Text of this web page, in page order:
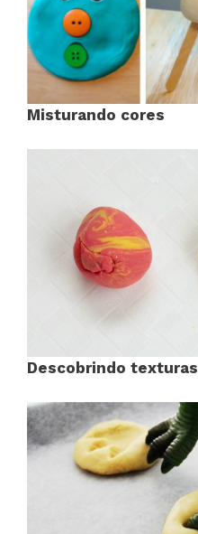
Misturando cores
Descobrindo texturas